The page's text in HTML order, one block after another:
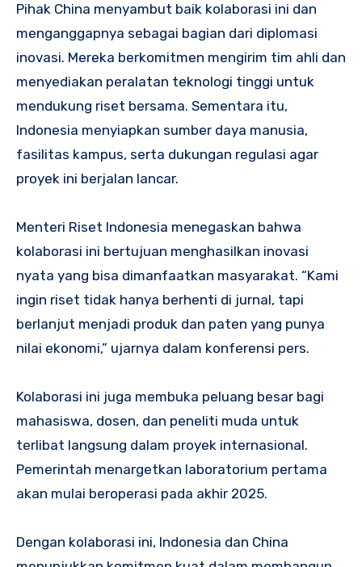
Pihak China menyambut baik kolaborasi ini dan
menganggapnya sebagai bagian dari diplomasi
inovasi. Mereka berkomitmen mengirim tim ahli dan
menyediakan peralatan teknologi tinggi untuk
mendukung riset bersama. Sementara itu,
Indonesia menyiapkan sumber daya manusia,
fasilitas kampus, serta dukungan regulasi agar
proyek ini berjalan lancar.
Menteri Riset Indonesia menegaskan bahwa
kolaborasi ini bertujuan menghasilkan inovasi
nyata yang bisa dimanfaatkan masyarakat. “Kami
ingin riset tidak hanya berhenti di jurnal, tapi
berlanjut menjadi produk dan paten yang punya
nilai ekonomi,” ujarnya dalam konferensi pers.
Kolaborasi ini juga membuka peluang besar bagi
mahasiswa, dosen, dan peneliti muda untuk
terlibat langsung dalam proyek internasional.
Pemerintah menargetkan laboratorium pertama
akan mulai beroperasi pada akhir 2025.
Dengan kolaborasi ini, Indonesia dan China